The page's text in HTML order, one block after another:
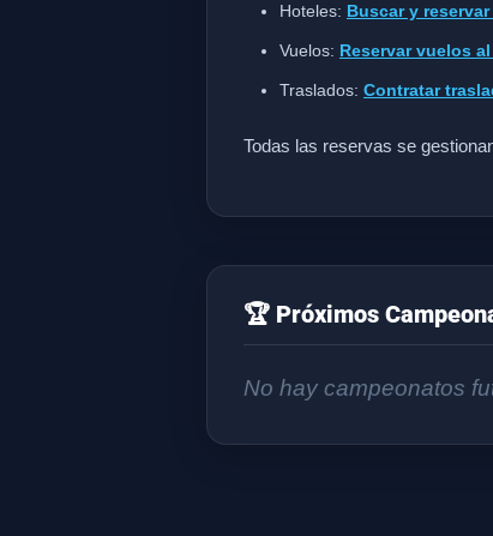
Hoteles: Buscar y
Vuelos: Reservar vuelos
Traslados: Contratar
Todas las reservas se
🏆 Próximos
No hay campeonatos